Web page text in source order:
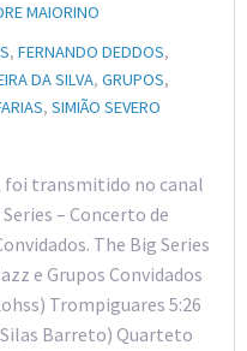
MAIORINO
, FERNANDO DEDDOS,
DA SILVA, GRUPOS,
, SIMIÃO SEVERO
foi transmitido no canal
– Concerto de
The Big Series
e Grupos Convidados
Trompiguares 5:26
Barreto) Quarteto